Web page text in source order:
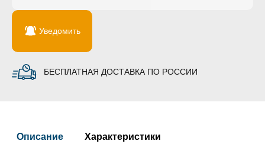
Уведомить
БЕСПЛАТНАЯ ДОСТАВКА ПО РОССИИ
Описание Характеристики